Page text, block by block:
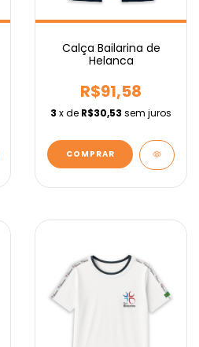
Calça Bailarina de
Helanca
R$91,58
3 x de R$30,53 sem juros
COMPRAR